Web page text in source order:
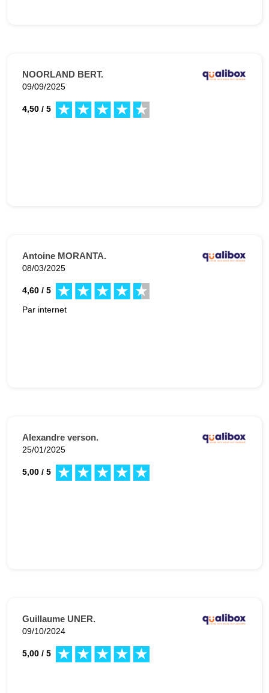
NOORLAND BERT.
09/09/2025
4,50 / 5
Antoine MORANTA.
08/03/2025
4,60 / 5
Par internet
Alexandre verson.
25/01/2025
5,00 / 5
Guillaume UNER.
09/10/2024
5,00 / 5